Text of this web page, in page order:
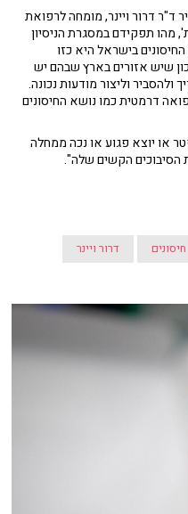
ד"ר דרור ויינר, מומחה לרפואת
מהו תפקידם במסגרת הניסיון
בישראל היא כזו
שיש אזורים בארץ שבהם יש
וליצור מודעות נכונה.
דרמטית כמו נושא החיסונים
או יוצא פגוע או נכה ממחלה
הסיבוכים הקשים שלה".
חיסונים דרור ויינר